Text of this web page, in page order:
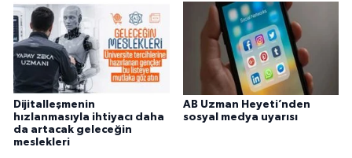
Dijitalleşmenin
hızlanmasıyla ihtiyacı daha
da artacak geleceğin
meslekleri
AB Uzman Heyeti’nden
sosyal medya uyarısı